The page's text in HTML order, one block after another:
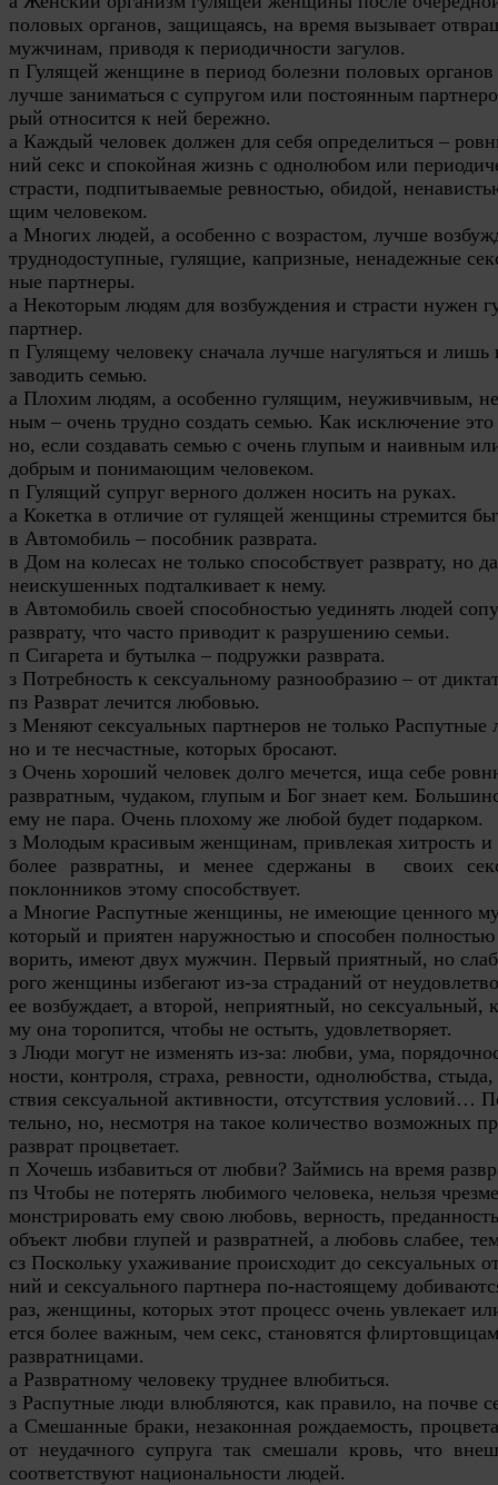
половых органов, защищаясь, на время вызывает
мужчинам, приводя к периодичности загулов.
п Гулящей женщине в период болезни половых органов
лучше заниматься с супругом или постоянным
рый относится к ней бережно.
а Каждый человек должен для себя определиться –
ний секс и спокойная жизнь с однолюбом или
страсти, подпитываемые ревностью, обидой,
щим человеком.
а Многих людей, а особенно с возрастом, лучше
труднодоступные, гулящие, капризные, ненадежные
ные партнеры.
а Некоторым людям для возбуждения и страсти нужен
партнер.
п Гулящему человеку сначала лучше нагуляться и лишь
заводить семью.
а Плохим людям, а особенно гулящим, неуживчивым,
ным – очень трудно создать семью. Как исключение
но, если создавать семью с очень глупым и наивным
добрым и понимающим человеком.
п Гулящий супруг верного должен носить на руках.
а Кокетка в отличие от гулящей женщины стремится
в Автомобиль – пособник разврата.
в Дом на колесах не только способствует разврату, но
неискушенных подталкивает к нему.
в Автомобиль своей способностью уединять людей
разврату, что часто приводит к разрушению семьи.
п Сигарета и бутылка – подружки разврата.
з Потребность к сексуальному разнообразию – от
пз Разврат лечится любовью.
з Меняют сексуальных партнеров не только Распутные
но и те несчастные, которых бросают.
з Очень хороший человек долго мечется, ища себе
развратным, чудаком, глупым и Бог знает кем.
ему не пара. Очень плохому же любой будет подарком.
з Молодым красивым женщинам, привлекая хитрость и
более развратны, и менее сдержаны в своих
поклонников этому способствует.
а Многие Распутные женщины, не имеющие ценного
который и приятен наружностью и способен полностью
ворить, имеют двух мужчин. Первый приятный, но
рого женщины избегают из-за страданий от
ее возбуждает, а второй, неприятный, но сексуальный,
му она торопится, чтобы не остыть, удовлетворяет.
з Люди могут не изменять из-за: любви, ума,
ности, контроля, страха, ревности, однолюбства, стыда,
ствия сексуальной активности, отсутствия условий…
тельно, но, несмотря на такое количество возможных
разврат процветает.
п Хочешь избавиться от любви? Займись на время
пз Чтобы не потерять любимого человека, нельзя
монстрировать ему свою любовь, верность,
объект любви глупей и развратней, а любовь слабее,
сз Поскольку ухаживание происходит до сексуальных
ний и сексуального партнера по-настоящему
раз, женщины, которых этот процесс очень увлекает
ется более важным, чем секс, становятся
развратницами.
а Развратному человеку труднее влюбиться.
з Распутные люди влюбляются, как правило, на почве
а Смешанные браки, незаконная рождаемость,
от неудачного супруга так смешали кровь, что
соответствуют национальности людей.